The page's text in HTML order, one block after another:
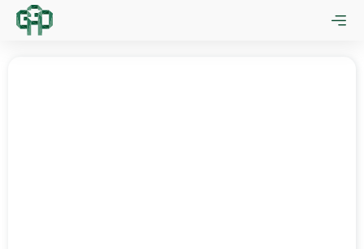
Skip